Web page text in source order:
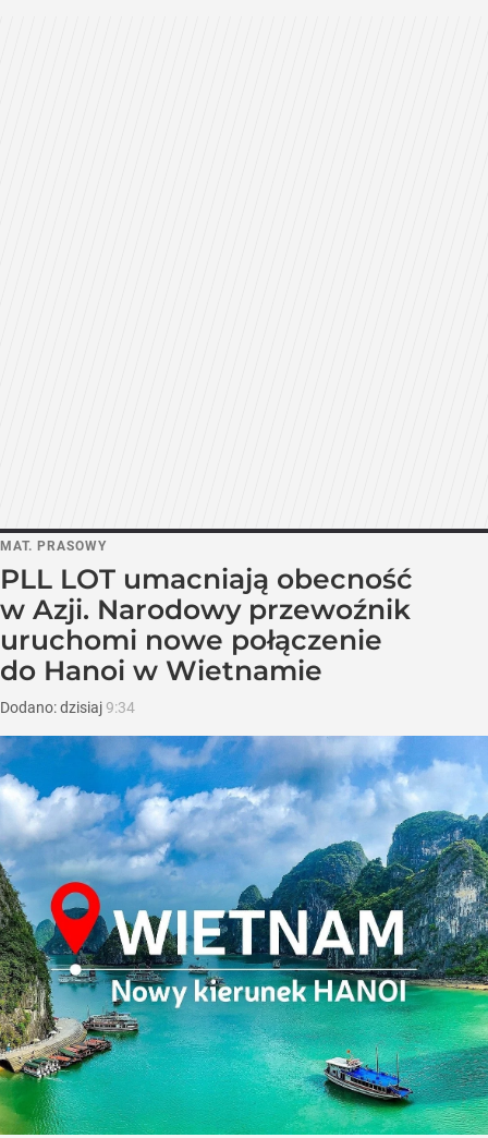
MAT. PRASOWY
PLL LOT umacniają obecność
w Azji. Narodowy przewoźnik
uruchomi nowe połączenie
do Hanoi w Wietnamie
Dodano:dzisiaj 9:34